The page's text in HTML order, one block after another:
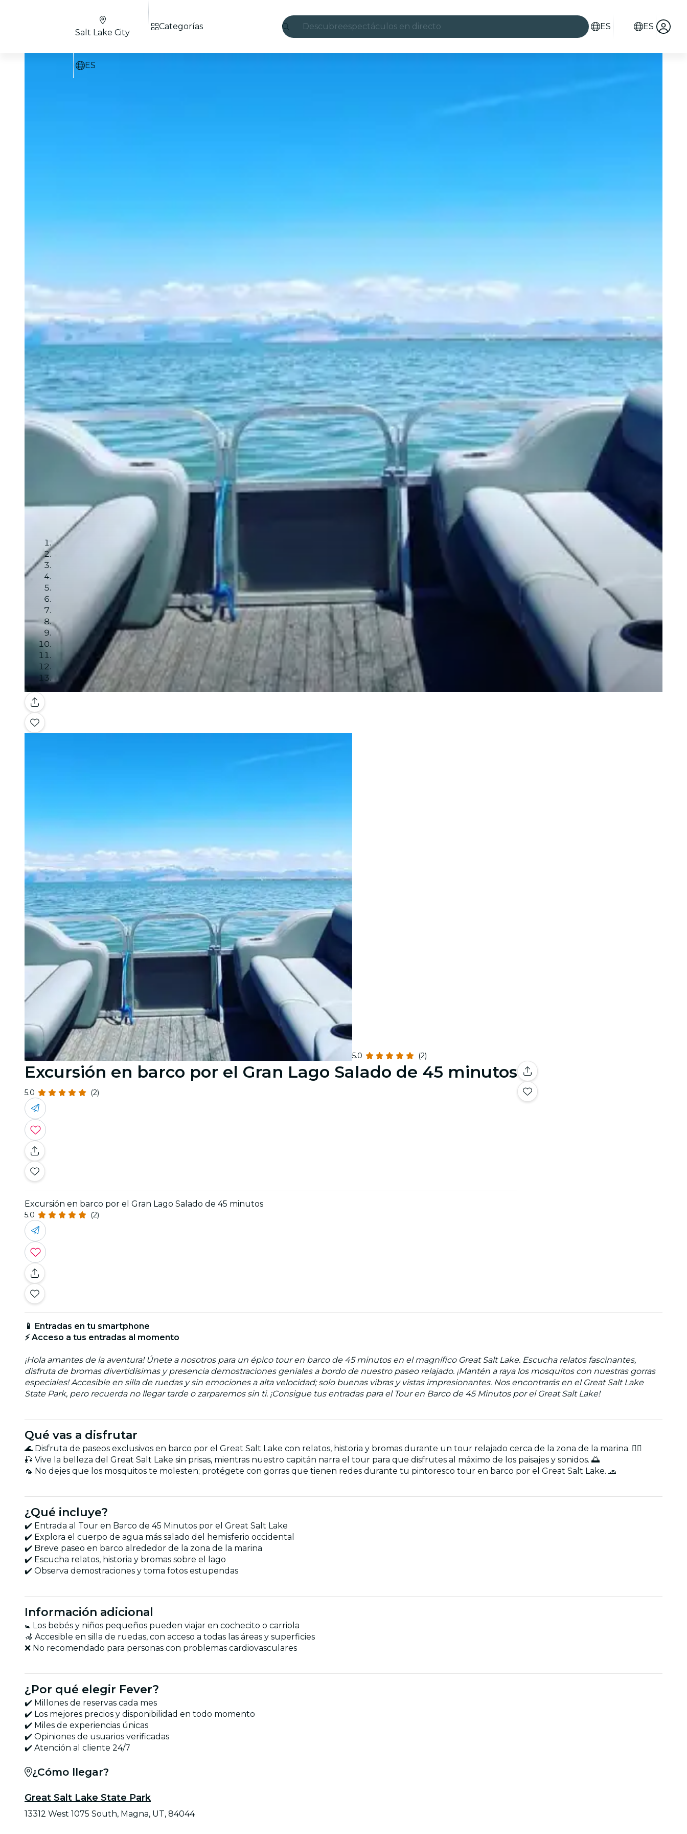
Descubreespectáculos en directo ES ES
Salt Lake City
ES
Categorías
Galería
5.0 (2)
Excursión en barco por el Gran Lago Salado de 45 minutos
5.0 (2)
Excursión en barco por el Gran Lago Salado de 45 minutos
5.0 (2)
📱 Entradas en tu smartphone
⚡ Acceso a tus entradas al momento
¡Hola amantes de la aventura! Únete a nosotros para un épico tour en barco de 45 minutos en el magnífico Great Salt Lake. Escucha relatos fascinantes,
disfruta de bromas divertidísimas y presencia demostraciones geniales a bordo de nuestro paseo relajado. ¡Mantén a raya los mosquitos con nuestras gorras
especiales! Accesible en silla de ruedas y sin emociones a alta velocidad; solo buenas vibras y vistas impresionantes. Nos encontrarás en el Great Salt Lake
State Park, pero recuerda no llegar tarde o zarparemos sin ti. ¡Consigue tus entradas para el Tour en Barco de 45 Minutos por el Great Salt Lake!
Qué vas a disfrutar
🌊 Disfruta de paseos exclusivos en barco por el Great Salt Lake con relatos, historia y bromas durante un tour relajado cerca de la zona de la marina. 🚣‍♀️
🎣 Vive la belleza del Great Salt Lake sin prisas, mientras nuestro capitán narra el tour para que disfrutes al máximo de los paisajes y sonidos. 🌅
🦟 No dejes que los mosquitos te molesten; protégete con gorras que tienen redes durante tu pintoresco tour en barco por el Great Salt Lake. 🧢
¿Qué incluye?
✔️ Entrada al Tour en Barco de 45 Minutos por el Great Salt Lake
✔️ Explora el cuerpo de agua más salado del hemisferio occidental
✔️ Breve paseo en barco alrededor de la zona de la marina
✔️ Escucha relatos, historia y bromas sobre el lago
✔️ Observa demostraciones y toma fotos estupendas
Información adicional
🚼 Los bebés y niños pequeños pueden viajar en cochecito o carriola
🦽 Accesible en silla de ruedas, con acceso a todas las áreas y superficies
❌ No recomendado para personas con problemas cardiovasculares
¿Por qué elegir Fever?
✔️ Millones de reservas cada mes
✔️ Los mejores precios y disponibilidad en todo momento
✔️ Miles de experiencias únicas
✔️ Opiniones de usuarios verificadas
✔️ Atención al cliente 24/7
¿Cómo llegar?
Great Salt Lake State Park
13312 West 1075 South, Magna, UT, 84044